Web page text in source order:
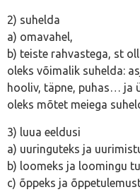
2) suhelda
a) omavahel,
b) teiste rahvastega, st
oleks võimalik suhelda:
hooliv, täpne, puhas… ja
oleks mõtet meiega
3) luua eeldusi
a) uuringuteks ja
b) loomeks ja loomingu
c) õppeks ja